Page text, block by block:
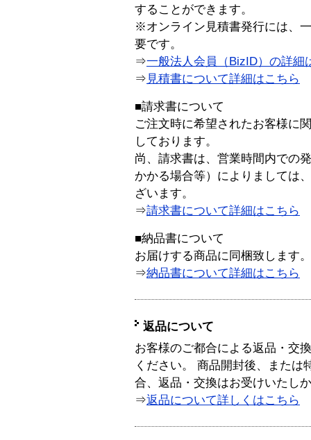
することができます。
※オンライン見積書発行には、
要です。
⇒一般法人会員（BizID）の詳細
⇒ 見積書について詳細はこちら
■請求書について
ご注文時に希望されたお客様に
しております。
尚、請求書は、営業時間内での
かかる場合等）によりましては
ざいます。
⇒請求書について詳細はこちら
■納品書について
お届けする商品に同梱致します。
⇒納品書について詳細はこちら
返品について
お客様のご都合による返品・交
ください。 商品開封後、または
合、返品・交換はお受けいたし
⇒返品について詳しくはこちら